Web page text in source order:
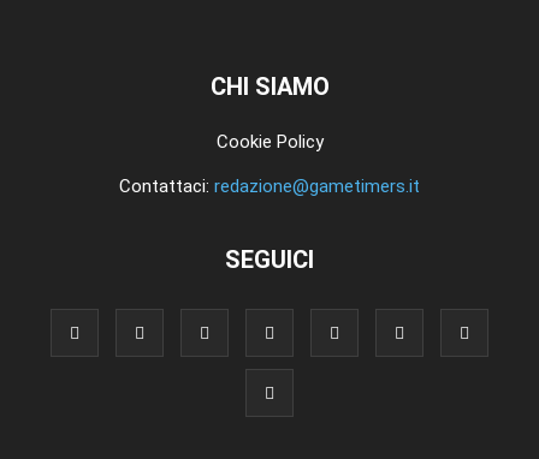
CHI SIAMO
Cookie Policy
Contattaci: redazione@gametimers.it
SEGUICI